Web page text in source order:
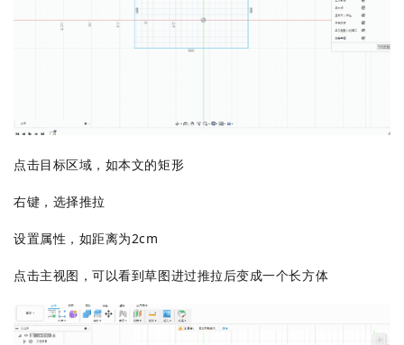
点击目标区域，如本文的矩形
右键，选择推拉
设置属性，如距离为2cm
点击主视图，可以看到草图进过推拉后变成一个长方体